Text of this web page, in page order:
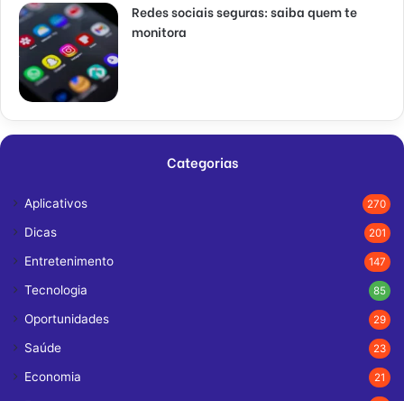
Redes sociais seguras: saiba quem te
monitora
Categorias
Aplicativos 270
Dicas 201
Entretenimento 147
Tecnologia 85
Oportunidades 29
Saúde 23
Economia 21